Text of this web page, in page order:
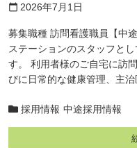
calendar_today 2026年7月1日
募集職種 訪問看護職員【中
ステーションのスタッフと
す。 利用者様のご自宅に訪
びに日常的な健康管理、主
採用情報 中途採用情報